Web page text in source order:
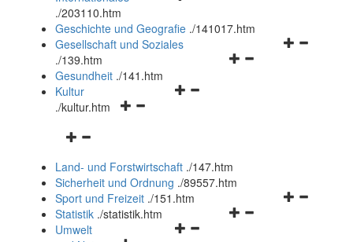
und
schließen
./203110.htm
Geschichte und Geografie ./141017.htm
Navigationsmenü
Gesellschaft und Soziales
./139.htm
Navigationsmenü
Gesundheit ./141.htm
Navigationsmenü
Kultur
./kultur.htm
Navigationsmenü
und
schließen
Land- und Forstwirtschaft ./147.htm
Sicherheit und Ordnung ./89557.htm
Navigationsmenü
Sport und Freizeit ./151.htm
Navigationsmenü
Statistik ./statistik.htm
Umwelt